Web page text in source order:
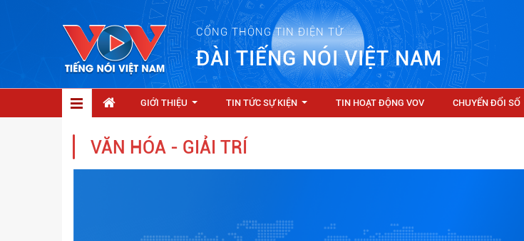
CỔNG THÔNG TIN ĐIỆN TỬ
ĐÀI TIẾNG NÓI VIỆT NAM
GIỚI THIỆU TIN TỨC SỰ KIỆN TIN HOẠT ĐỘNG VOV CHUYỂN ĐỔI SỐ
VĂN HÓA - GIẢI TRÍ